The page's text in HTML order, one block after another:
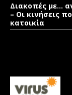
Διακοπές με…
– Οι κινήσεις
κατοικία